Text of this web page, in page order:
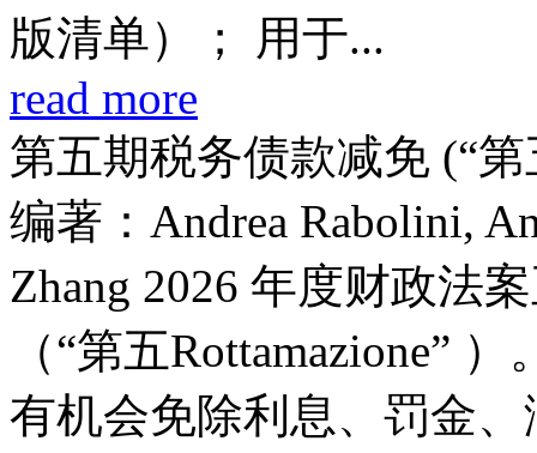
版清单）； 用于...
read more
第五期税务债款减免 (“第
编著：Andrea Rabolini,
Zhang 2026 年度财政法
（“第五Rottamazione”
有机会免除利息、罚金